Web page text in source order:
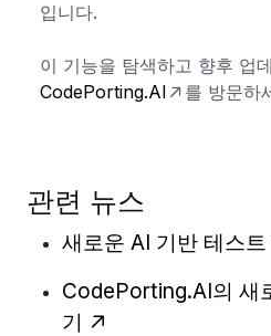
입니다.
이 기능을 탐색하고 향후 업
CodePorting.AI
를 방문하
관련 뉴스
새로운 AI 기반 테스
CodePorting.AI의 새
기